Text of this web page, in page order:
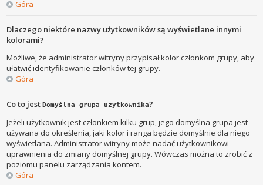
Góra
Dlaczego niektóre nazwy użytkowników są wyświetlane innymi
kolorami?
Możliwe, że administrator witryny przypisał kolor członkom grupy, aby
ułatwić identyfikowanie członków tej grupy.
Góra
Co to jestDomyślna grupa użytkownika?
Jeżeli użytkownik jest członkiem kilku grup, jego domyślna grupa jest
używana do określenia, jaki kolor i ranga będzie domyślnie dla niego
wyświetlana. Administrator witryny może nadać użytkownikowi
uprawnienia do zmiany domyślnej grupy. Wówczas można to zrobić z
poziomu panelu zarządzania kontem.
Góra